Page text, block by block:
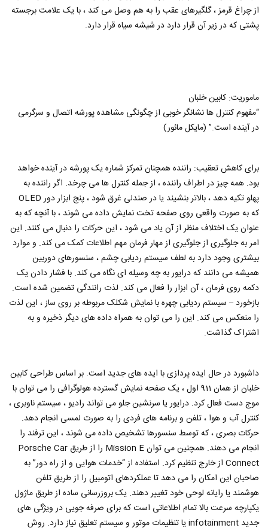
از چراغ قرمز ، گلگیرهای عقب را به هم وصل می کند ، با یک علامت برجسته
پشتی که در زیر آن قرار دارد در شیشه سیاه قرار دارد.
ماموریت: کابین خلبان
“مفهوم کنترل ها نشانگر خوبی از چگونگی مشاهده پورشه اتصال و سرگرمی
در آینده است.” (مایکل مائور)
برای کاهش تعقیب: راننده همچنان تمرکز شماره یک پورشه در آینده خواهد
بود. همه چیز در اطراف راننده ، از جمله کنترل ها می چرخد. اگر راننده به
پهلو تکیه دهد ، بالاتر بنشیند یا در صندلی غرق شود ، پنج ابزار دور OLED
که به صورت واقعی روی صفحه تخت نمایش داده می شوند ، با آنچه که به
عنوان یک اختلاف منظر از آن یاد می شود ، این حرکات را دنبال می کنند. این
امر به جلوگیری از جلوگیری از مهار فرمان مهم اطلاعات کمک می کند. و موارد
بیشتری وجود دارد به لطف سیستم ردیابی چشم ، سنسورهای دوربین
همیشه می دانند که درایور به چه وسیله ای نگاه می کند. با فشار دادن یک
دکمه روی فرمان ، آن ابزار را فعال می کند. لذت رانندگی تضمین شده است.
بازخورد – سیستم ردیابی چهره با نمایش شکلک مربوطه بر روی ساز ، این لذت
را منعکس می کند. این را می توان به همراه داده های دیگر ذخیره و به
اشتراک گذاشت.
داشبورد در حال ایده پردازی با ایده های جدید است. بر اساس طراحی کابین
خلبان از همان 911 اول ، یک صفحه نمایش گسترده هولوگرافی را می توان با
موج دست فعال کرد. درایور یا سرنشین جلو می تواند رادیو ، سیستم ناوبری ،
کنترل آب و هوا ، تلفن و برنامه های فردی را به صورت لمسی انجام دهد.
حرکات بصری ، که توسط سنسورها تشخیص داده می شوند ، این ترفند را
انجام می دهند. همچنین می توان Mission E را از طریق Porsche Car
Connect از خارج تنظیم کرد. استفاده از “خدمات هوایی و از راه دور” به
صاحبان این امکان را می دهد تا عملکردهای اتومبیل را از طریق تلفن
هوشمند یا رایانه لوحی خود تغییر دهند. یک بروزرسانی ساده از طریق ماژول
یکپارچه سرعت بالا تمام اطلاعاتی است که برای صرفه جویی در ویژگی های
جدید infotainment یا تنظیمات موتور و سیستم تعلیق نیاز دارد. روش